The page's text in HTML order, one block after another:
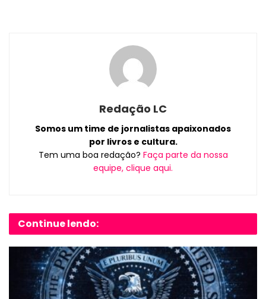
Redação LC
Somos um time de jornalistas apaixonados
por livros e cultura.
Tem uma boa redação? Faça parte da nossa
equipe, clique aqui.
Continue lendo: